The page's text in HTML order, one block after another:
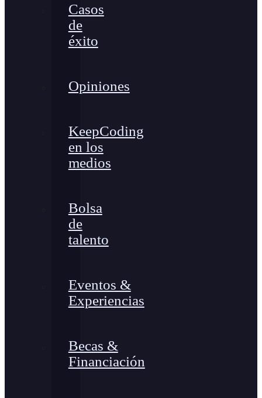
Casos
de
éxito
Opiniones
KeepCoding
en los
medios
Bolsa
de
talento
Eventos &
Experiencias
Becas &
Financiación